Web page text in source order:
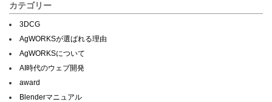
カテゴリー
3DCG
AgWORKSが選ばれる理由
AgWORKSについて
AI時代のウェブ開発
award
Blenderマニュアル